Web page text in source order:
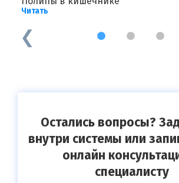
Читать
1 2 3
Остались вопросы?
внутри системы или
онлайн
специалисту